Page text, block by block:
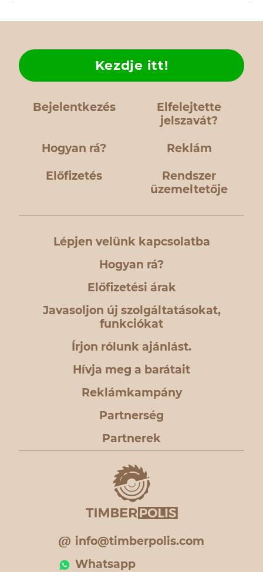
Bejelentkezés
Elfelejtette
jelszavát?
Hogyan rá?
Kezdje itt!
Reklám
Előfizetés
Rendszer
üzemeltetője
Lépjen velünk kapcsolatba
Hogyan rá?
Előfizetési árak
Javasoljon új szolgáltatásokat,
funkciókat
Írjon rólunk ajánlást.
Hívja meg a barátait
Reklámkampány
Partnerség
Partnerek
info@timberpolis.com
Whatsapp